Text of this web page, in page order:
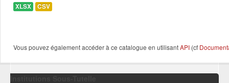
XLSX CSV
Vous pouvez également accéder à ce catalogue en utilisantAPI (cf